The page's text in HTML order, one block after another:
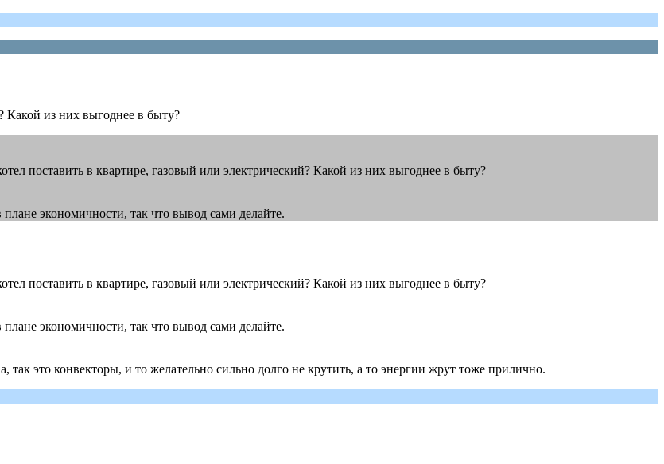
Какой из них выгоднее в быту?
поставить в квартире, газовый или электрический? Какой из них выгоднее в быту?
экономичности, так что вывод сами делайте.
поставить в квартире, газовый или электрический? Какой из них выгоднее в быту?
экономичности, так что вывод сами делайте.
это конвекторы, и то желательно сильно долго не крутить, а то энергии жрут тоже прилично.